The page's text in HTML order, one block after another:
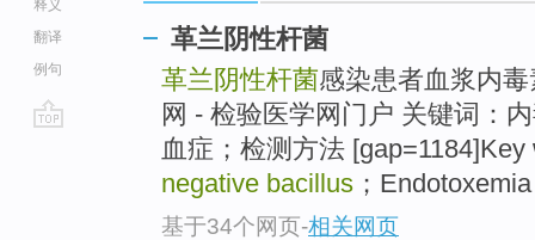
释义
翻译
例句
革兰阴性杆菌
革兰阴性杆菌感染患者血浆内
网 - 检验医学网门户 关键词：
血症；检测方法
negative bacillus ；
基于34个网页-相关网页